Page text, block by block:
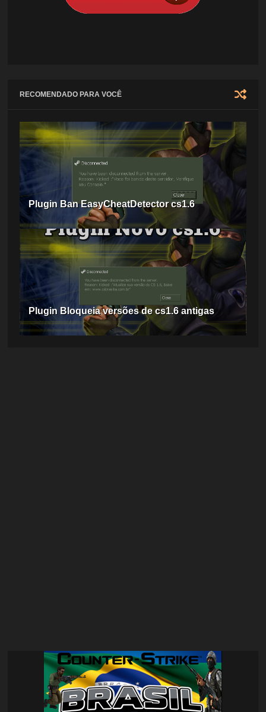
RECOMENDADO PARA VOCÊ
Plugin Ban EasyCheatDetector cs1.6
Plugin Bloqueia versões de cs1.6 antigas